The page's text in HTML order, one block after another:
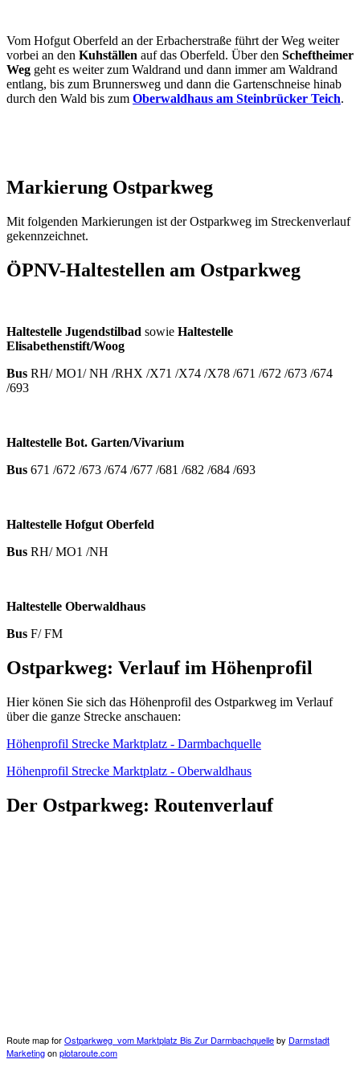
Vom Hofgut Oberfeld an der Erbacherstraße führt der Weg weiter
vorbei an den Kuhställen auf das Oberfeld. Über den Scheftheimer
Weg geht es weiter zum Waldrand und dann immer am Waldrand
entlang, bis zum Brunnersweg und dann die Gartenschneise hinab
durch den Wald bis zum Oberwaldhaus am Steinbrücker Teich.
Markierung Ostparkweg
Mit folgenden Markierungen ist der Ostparkweg im Streckenverlauf
gekennzeichnet.
ÖPNV-Haltestellen am Ostparkweg
Haltestelle Jugendstilbad sowie Haltestelle
Elisabethenstift/Woog
Bus RH/ MO1/ NH /RHX /X71 /X74 /X78 /671 /672 /673 /674
/693
Haltestelle Bot. Garten/Vivarium
Bus 671 /672 /673 /674 /677 /681 /682 /684 /693
Haltestelle Hofgut Oberfeld
Bus RH/ MO1 /NH
Haltestelle Oberwaldhaus
Bus F/ FM
Ostparkweg: Verlauf im Höhenprofil
Hier könen Sie sich das Höhenprofil des Ostparkweg im Verlauf
über die ganze Strecke anschauen:
Höhenprofil Strecke Marktplatz - Darmbachquelle
Höhenprofil Strecke Marktplatz - Oberwaldhaus
Der Ostparkweg: Routenverlauf
Route map forOstparkweg_vom Marktplatz Bis Zur Darmbachquelleby Darmstadt
Marketingonplotaroute.com